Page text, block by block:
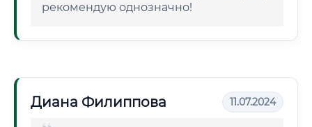
рекомендую однозначно!
Диана Филиппова 11.07.2024